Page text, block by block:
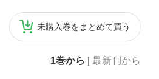
未購入巻をまとめて買う
1巻から 最新刊から